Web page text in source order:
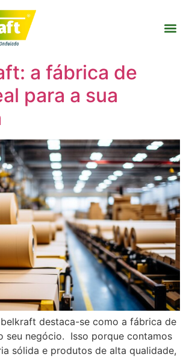
a fábrica de
para a sua
destaca-se como a fábrica de
seu negócio. Isso porque contamos
sólida e produtos de alta qualidade,